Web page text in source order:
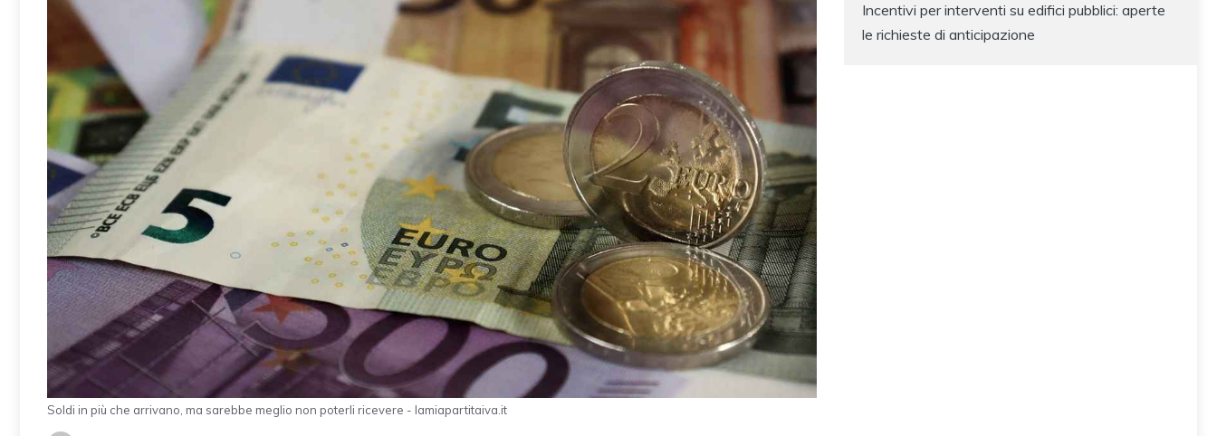
Soldi in più che arrivano, ma sarebbe meglio non poterli ricevere - lamiapartitaiva.it
Incentivi per interventi su edifici pubblici: aperte
le richieste di anticipazione